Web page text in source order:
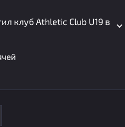
клуб Athletic Club U19 в